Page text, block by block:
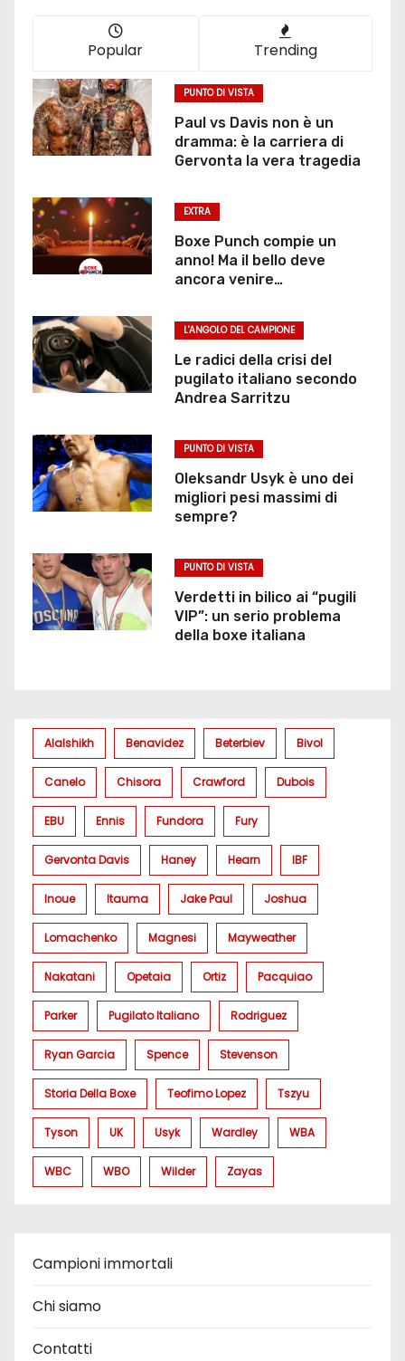
Popular Trending
PUNTO DI VISTA
Paul vs Davis non è un
dramma: è la carriera di
Gervonta la vera tragedia
EXTRA
Boxe Punch compie un
anno! Ma il bello deve
ancora venire…
L'ANGOLO DEL CAMPIONE
Le radici della crisi del
pugilato italiano secondo
Andrea Sarritzu
PUNTO DI VISTA
Oleksandr Usyk è uno dei
migliori pesi massimi di
sempre?
PUNTO DI VISTA
Verdetti in bilico ai “pugili
VIP”: un serio problema
della boxe italiana
Alalshikh Benavidez Beterbiev Bivol
Canelo Chisora Crawford Dubois
EBU Ennis Fundora Fury
Gervonta Davis Haney Hearn IBF
Inoue Itauma Jake Paul Joshua
Lomachenko Magnesi Mayweather
Nakatani Opetaia Ortiz Pacquiao
Parker Pugilato Italiano Rodriguez
Ryan Garcia Spence Stevenson
Storia Della Boxe Teofimo Lopez Tszyu
Tyson UK Usyk Wardley WBA
WBC WBO Wilder Zayas
Campioni immortali
Chi siamo
Contatti